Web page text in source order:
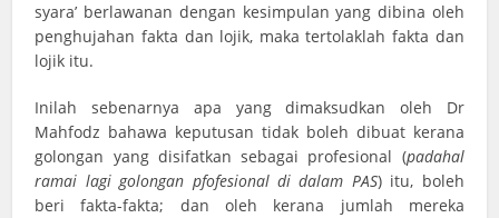
syara’ berlawanan dengan kesimpulan yang dibina oleh
penghujahan fakta dan lojik, maka tertolaklah fakta dan
lojik itu.
Inilah sebenarnya apa yang dimaksudkan oleh Dr
Mahfodz bahawa keputusan tidak boleh dibuat kerana
golongan yang disifatkan sebagai profesional (padahal
ramai lagi golongan pfofesional di dalam PAS) itu, boleh
beri fakta-fakta; dan oleh kerana jumlah mereka